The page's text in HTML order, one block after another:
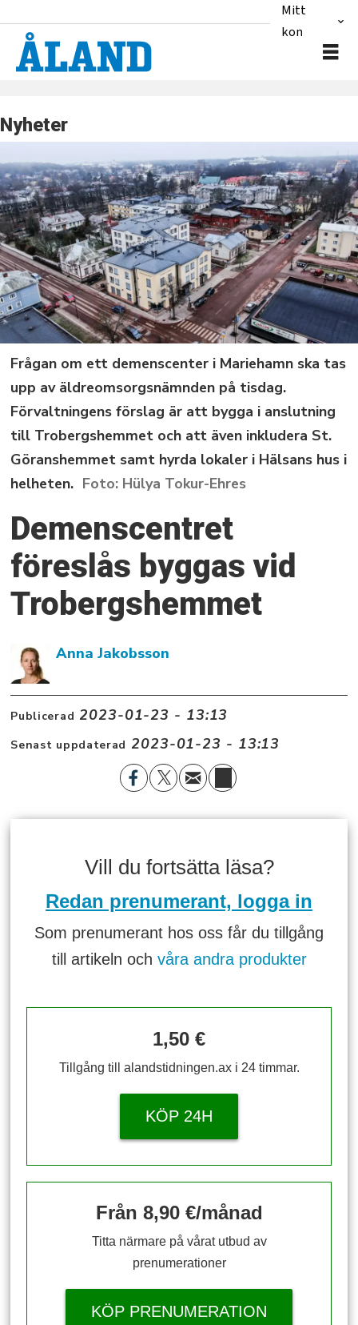
Mitt
konto
Nyheter
Frågan om ett demenscenter i Mariehamn ska tas
upp av äldreomsorgsnämnden på tisdag.
Förvaltningens förslag är att bygga i anslutning
till Trobergshemmet och att även inkludera St.
Göranshemmet samt hyrda lokaler i Hälsans hus i
helheten.
Hülya Tokur-Ehres
Demenscentret
föreslås byggas vid
Trobergshemmet
Anna Jakobsson
Publicerad 2023-01-23 - 13:13
Senast uppdaterad 2023-01-23 - 13:13
Vill du fortsätta läsa?
Redan prenumerant, logga in
Som prenumerant hos oss får du tillgång
till artikeln och våra andra produkter
1,50 €
Tillgång till alandstidningen.ax i 24 timmar.
KÖP 24H
Från 8,90 €/månad
Titta närmare på vårat utbud av
prenumerationer
KÖP PRENUMERATION